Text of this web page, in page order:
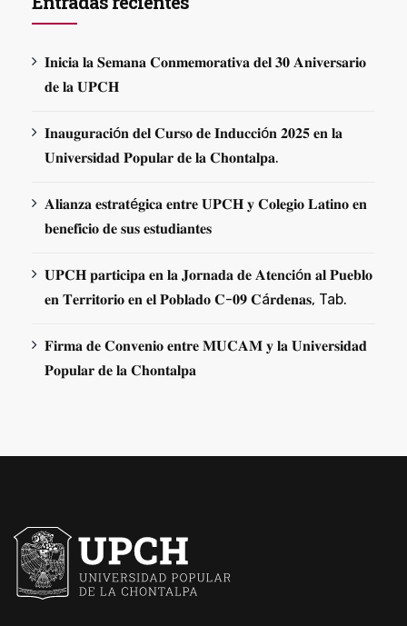
𝐈𝐧𝐢𝐜𝐢𝐚 𝐥𝐚 𝐒𝐞𝐦𝐚𝐧𝐚 𝐂𝐨𝐧𝐦𝐞𝐦𝐨𝐫𝐚𝐭𝐢𝐯𝐚 𝐝𝐞𝐥 𝟑𝟎 𝐀𝐧𝐢𝐯𝐞𝐫𝐬𝐚𝐫𝐢𝐨
𝐝𝐞 𝐥𝐚 𝐔𝐏𝐂𝐇
𝐈𝐧𝐚𝐮𝐠𝐮𝐫𝐚𝐜𝐢ó𝐧 𝐝𝐞𝐥 𝐂𝐮𝐫𝐬𝐨 𝐝𝐞 𝐈𝐧𝐝𝐮𝐜𝐜𝐢ó𝐧 𝟐𝟎𝟐𝟓 𝐞𝐧 𝐥𝐚
𝐔𝐧𝐢𝐯𝐞𝐫𝐬𝐢𝐝𝐚𝐝 𝐏𝐨𝐩𝐮𝐥𝐚𝐫 𝐝𝐞 𝐥𝐚 𝐂𝐡𝐨𝐧𝐭𝐚𝐥𝐩𝐚.
𝐀𝐥𝐢𝐚𝐧𝐳𝐚 𝐞𝐬𝐭𝐫𝐚𝐭é𝐠𝐢𝐜𝐚 𝐞𝐧𝐭𝐫𝐞 𝐔𝐏𝐂𝐇 𝐲 𝐂𝐨𝐥𝐞𝐠𝐢𝐨 𝐋𝐚𝐭𝐢𝐧𝐨 𝐞𝐧
𝐛𝐞𝐧𝐞𝐟𝐢𝐜𝐢𝐨 𝐝𝐞 𝐬𝐮𝐬 𝐞𝐬𝐭𝐮𝐝𝐢𝐚𝐧𝐭𝐞𝐬
𝐔𝐏𝐂𝐇 𝐩𝐚𝐫𝐭𝐢𝐜𝐢𝐩𝐚 𝐞𝐧 𝐥𝐚 𝐉𝐨𝐫𝐧𝐚𝐝𝐚 𝐝𝐞 𝐀𝐭𝐞𝐧𝐜𝐢ó𝐧 𝐚𝐥 𝐏𝐮𝐞𝐛𝐥𝐨
𝐞𝐧 𝐓𝐞𝐫𝐫𝐢𝐭𝐨𝐫𝐢𝐨 𝐞𝐧 𝐞𝐥 𝐏𝐨𝐛𝐥𝐚𝐝𝐨 𝐂-𝟎𝟗 𝐂á𝐫𝐝𝐞𝐧𝐚𝐬, Tab.
𝐅𝐢𝐫𝐦𝐚 𝐝𝐞 𝐂𝐨𝐧𝐯𝐞𝐧𝐢𝐨 𝐞𝐧𝐭𝐫𝐞 𝐌𝐔𝐂𝐀𝐌 𝐲 𝐥𝐚 𝐔𝐧𝐢𝐯𝐞𝐫𝐬𝐢𝐝𝐚𝐝
𝐏𝐨𝐩𝐮𝐥𝐚𝐫 𝐝𝐞 𝐥𝐚 𝐂𝐡𝐨𝐧𝐭𝐚𝐥𝐩𝐚